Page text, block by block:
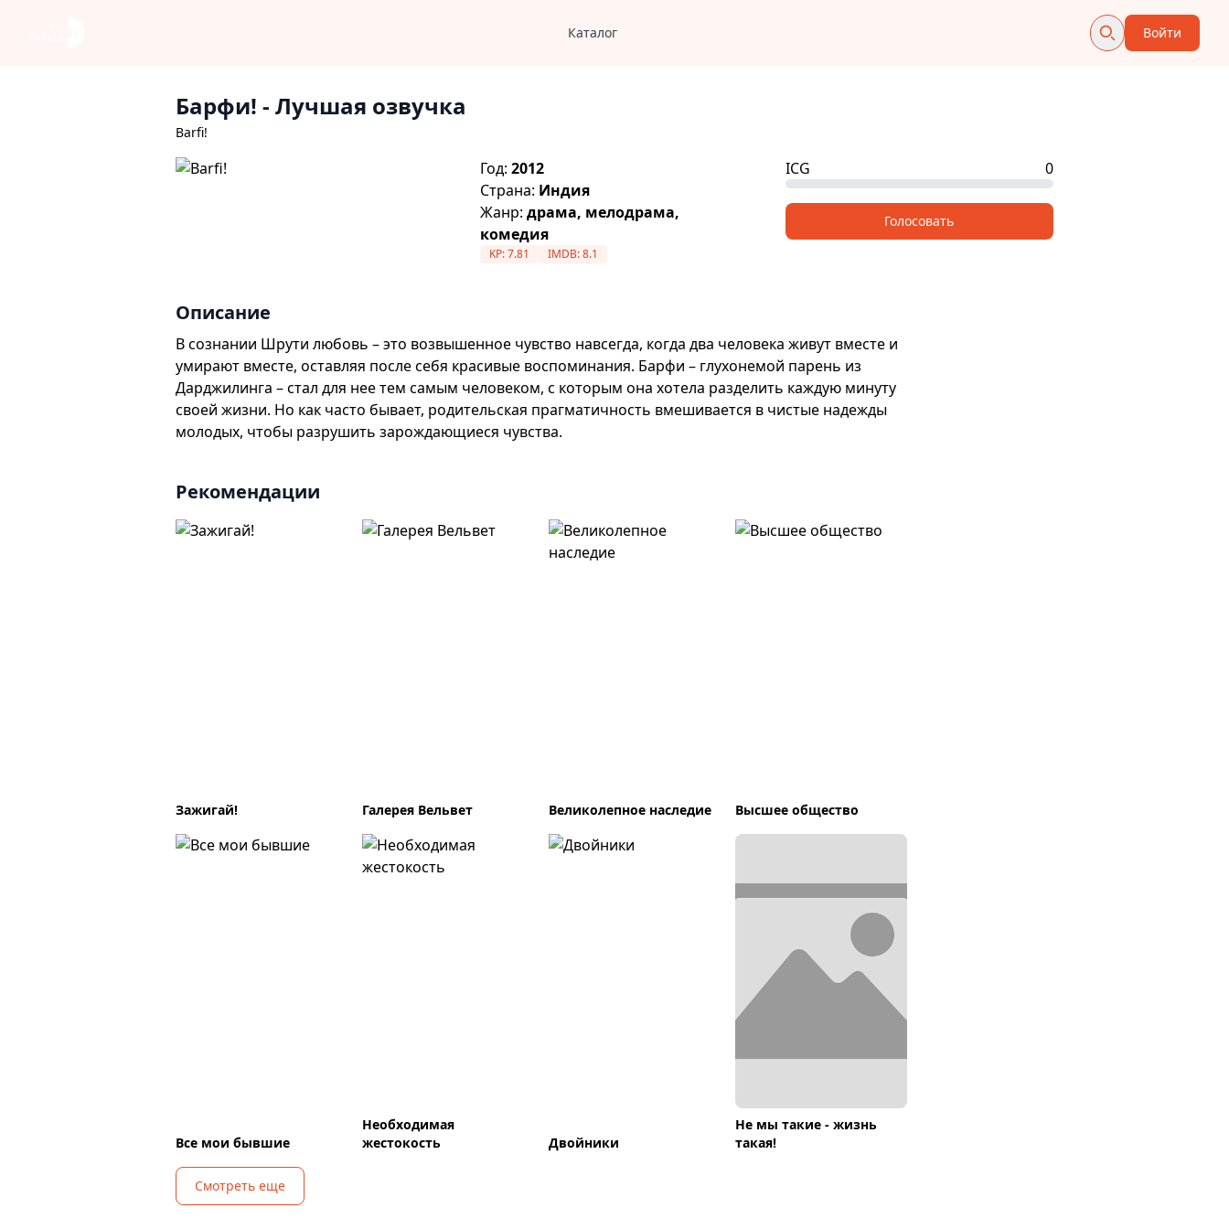
Каталог Войти
Барфи! - Лучшая озвучка
Barfi!
Год:2012
Страна: Индия
Жанр:драма, мелодрама,
комедия
KP:7.81 IMDB:8.1
ICG 0
Голосовать
Описание
В сознании Шрути любовь – это возвышенное чувство навсегда, когда два человека живут вместе и
умирают вместе, оставляя после себя красивые воспоминания. Барфи – глухонемой парень из
Дарджилинга – стал для нее тем самым человеком, с которым она хотела разделить каждую минуту
своей жизни. Но как часто бывает, родительская прагматичность вмешивается в чистые надежды
молодых, чтобы разрушить зарождающиеся чувства.
Рекомендации
Зажигай! Галерея Вельвет Великолепное наследие Высшее общество
Все мои бывшие
Необходимая
жестокость
Двойники
Не мы такие - жизнь
такая!
Смотреть еще